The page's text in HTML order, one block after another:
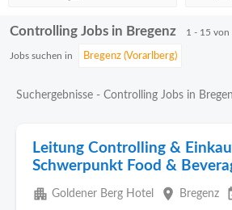
Sortieren nach Genauer Standort
Controlling Jobs in Bregenz 1 - 15 von
Jobs suchen in
Suchergebnisse - Controlling Jobs in
Leitung Controlling &
Schwerpunkt Food &
apartment Goldener Berg Hotel place Bregenz